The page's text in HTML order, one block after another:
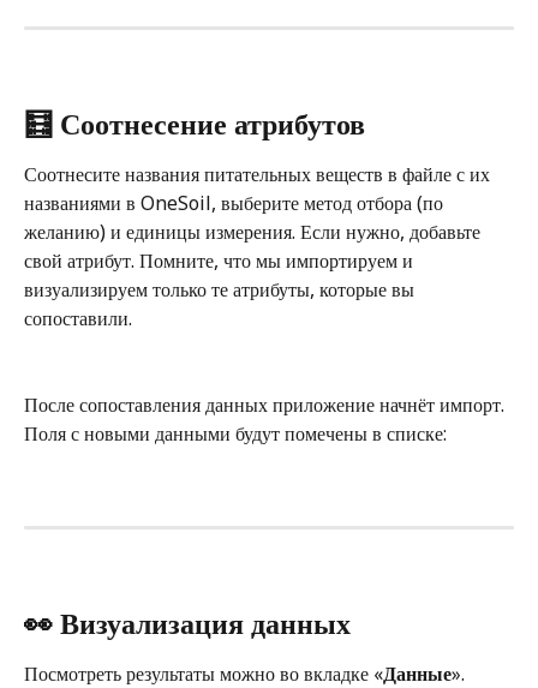
🧮 Соотнесение атрибутов
Соотнесите названия питательных веществ в файле с их
названиями в OneSoil, выберите метод отбора (по
желанию) и единицы измерения. Если нужно, добавьте
свой атрибут. Помните, что мы импортируем и
визуализируем только те атрибуты, которые вы
сопоставили.
После сопоставления данных приложение начнёт импорт.
Поля с новыми данными будут помечены в списке:
👀 Визуализация данных
Посмотреть результаты можно во вкладке «Данные».